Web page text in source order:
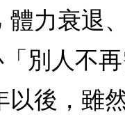
力衰退
別人不
後，雖